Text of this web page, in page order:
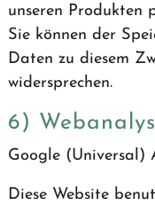
unseren Produkten
Sie können der
Daten zu diesem
widersprechen.
6)
Google (Universal)
Diese Website